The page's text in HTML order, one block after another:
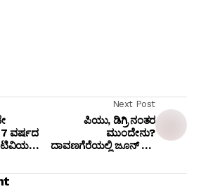
17 ವರ್ಷದ
Next Post
ಪಿಯು, ಡಿಗ್ರಿ ನಂತರ
ಮುಂದೇನು?
ದಾವಣಗೆರೆಯಲ್ಲಿ ಜೂನ್ 27,
ಶಿಕ್ಷಣ ಮೇಳ, ಉಚಿತ ಪ್ರವೇಶ!